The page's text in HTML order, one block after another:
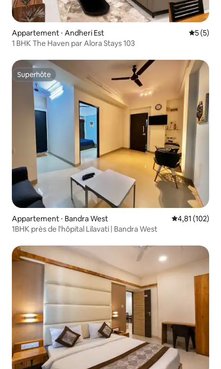
Appartement ⋅ Andheri Est
5 (5)
1 BHK The Haven par Alora Stays 103
Superhôte
Superhôte
Appartement ⋅ Bandra West Évaluation
4,81 (102)
1BHK près de l'hôpital Lilavati | Bandra West